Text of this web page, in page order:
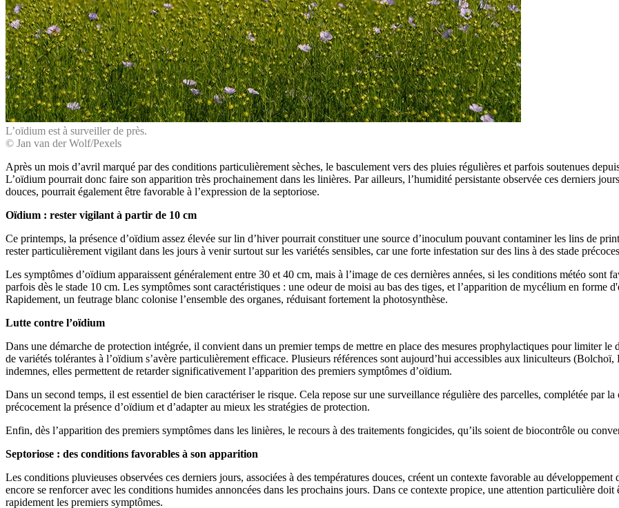
L’oïdium est à surveiller de près.
© Jan van der Wolf/Pexels
Après un mois d’avril marqué par des conditions particulièrement sèches, le basculement vers des pluies régulières et parfois soutenues
L’oïdium pourrait donc faire son apparition très prochainement dans les linières. Par ailleurs, l’humidité persistante observée ces derniers
douces, pourrait également être favorable à l’expression de la septoriose.
Oïdium : rester vigilant à partir de 10 cm
Ce printemps, la présence d’oïdium assez élevée sur lin d’hiver pourrait constituer une source d’inoculum pouvant contaminer les lins de
rester particulièrement vigilant dans les jours à venir surtout sur les variétés sensibles, car une forte infestation sur des lins à des stade
Les symptômes d’oïdium apparaissent généralement entre 30 et 40 cm, mais à l’image de ces dernières années, si les conditions météo sont
parfois dès le stade 10 cm. Les symptômes sont caractéristiques : une odeur de moisi au bas des tiges, et l’apparition de mycélium en forme
Rapidement, un feutrage blanc colonise l’ensemble des organes, réduisant fortement la photosynthèse.
Lutte contre l’oïdium
Dans une démarche de protection intégrée, il convient dans un premier temps de mettre en place des mesures prophylactiques pour limiter
de variétés tolérantes à l’oïdium s’avère particulièrement efficace. Plusieurs références sont aujourd’hui accessibles aux liniculteurs
indemnes, elles permettent de retarder significativement l’apparition des premiers symptômes d’oïdium.
Dans un second temps, il est essentiel de bien caractériser le risque. Cela repose sur une surveillance régulière des parcelles, complétée par
précocement la présence d’oïdium et d’adapter au mieux les stratégies de protection.
Enfin, dès l’apparition des premiers symptômes dans les linières, le recours à des traitements fongicides, qu’ils soient de biocontrôle ou
Septoriose : des conditions favorables à son apparition
Les conditions pluvieuses observées ces derniers jours, associées à des températures douces, créent un contexte favorable au
encore se renforcer avec les conditions humides annoncées dans les prochains jours. Dans ce contexte propice, une attention particulière
rapidement les premiers symptômes.